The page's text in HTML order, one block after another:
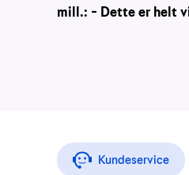
mill.: – Dette er helt
Kundeservice